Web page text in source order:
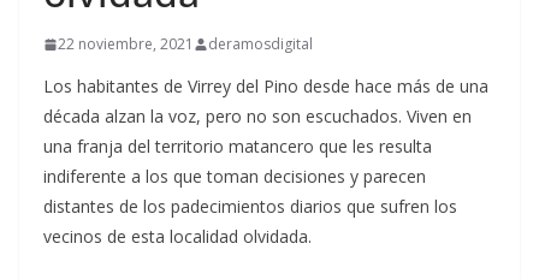
22 noviembre, 2021 deramosdigital
Los habitantes de Virrey del Pino desde hace más de una
década alzan la voz, pero no son escuchados. Viven en
una franja del territorio matancero que les resulta
indiferente a los que toman decisiones y parecen
distantes de los padecimientos diarios que sufren los
vecinos de esta localidad olvidada.